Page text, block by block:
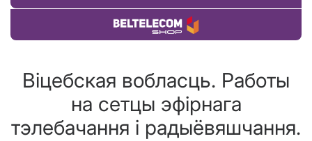
Купіць тавар
Віцебская вобласць. Работы
на сетцы эфірнага
тэлебачання і радыёвяшчання.